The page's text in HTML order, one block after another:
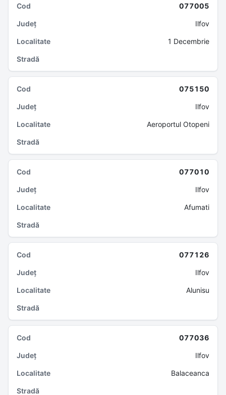
077005
Ilfov
1 Decembrie
075150
Ilfov
Aeroportul Otopeni
077010
Ilfov
Afumati
077126
Ilfov
Alunisu
077036
Ilfov
Balaceanca